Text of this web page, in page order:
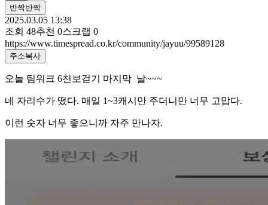
반짝반짝
2025.03.05 13:38
조회 48추천 0스크랩 0
https://www.timespread.co.kr/community/jayuu/99589128
주소복사
오늘 팀워크 6천보걷기 마지막 날~~~
네 자리수가 떴다. 매일 1~3캐시만 주더니만 너무 고맙다.
이런 숫자 너무 좋으니까 자주 만나자.